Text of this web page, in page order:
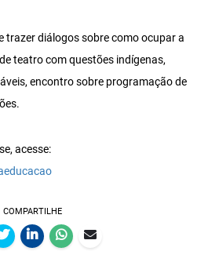
trazer diálogos sobre como ocupar a
teatro com questões indígenas,
encontro sobre programação de
acesse:
COMPARTILHE